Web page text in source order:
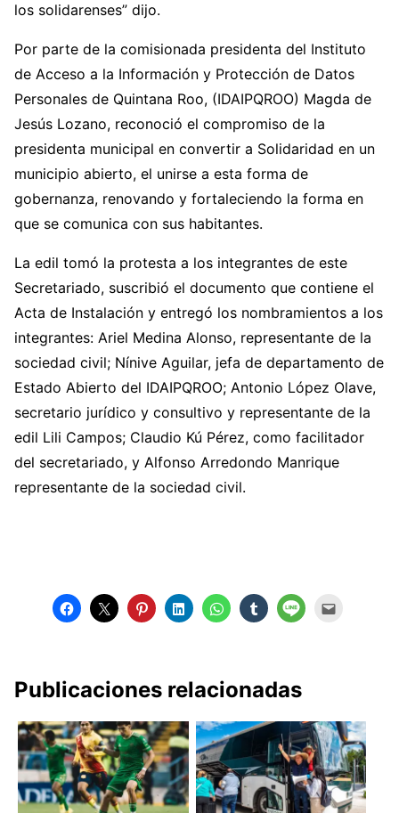
los solidarenses” dijo.
Por parte de la comisionada presidenta del Instituto
de Acceso a la Información y Protección de Datos
Personales de Quintana Roo, (IDAIPQROO) Magda de
Jesús Lozano, reconoció el compromiso de la
presidenta municipal en convertir a Solidaridad en un
municipio abierto, el unirse a esta forma de
gobernanza, renovando y fortaleciendo la forma en
que se comunica con sus habitantes.
La edil tomó la protesta a los integrantes de este
Secretariado, suscribió el documento que contiene el
Acta de Instalación y entregó los nombramientos a los
integrantes: Ariel Medina Alonso, representante de la
sociedad civil; Nínive Aguilar, jefa de departamento de
Estado Abierto del IDAIPQROO; Antonio López Olave,
secretario jurídico y consultivo y representante de la
edil Lili Campos; Claudio Kú Pérez, como facilitador
del secretariado, y Alfonso Arredondo Manrique
representante de la sociedad civil.
Publicaciones relacionadas